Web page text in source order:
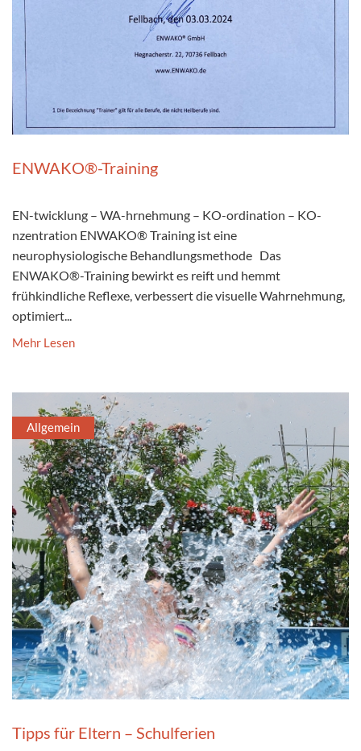
ENWAKO®-Training
EN-twicklung – WA-hrnehmung – KO-ordination – KO-
nzentration ENWAKO®​ Training ist eine
neurophysiologische Behandlungsmethode Das
ENWAKO®-Training bewirkt es reift und hemmt
frühkindliche Reflexe, verbessert die visuelle Wahrnehmung,
optimiert...
Mehr Lesen
Allgemein
Tipps für Eltern – Schulferien